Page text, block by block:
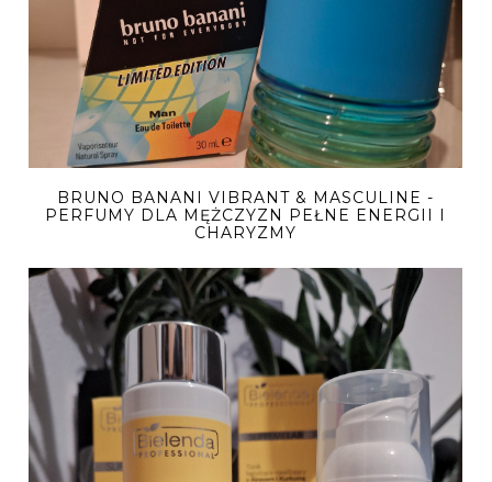
BRUNO BANANI VIBRANT & MASCULINE -
PERFUMY DLA MĘŻCZYZN PEŁNE ENERGII I
CHARYZMY